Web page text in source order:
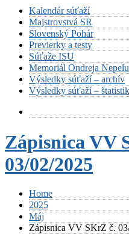
Kalendár súťaží
Majstrovstvá SR
Slovenský Pohár
Previerky a testy
Súťaže ISU
Memoriál Ondreja Nepelu
Výsledky súťaží – archív
Výsledky súťaží –
Zápisnica VV
03/02/2025
Home
2025
Máj
Zápisnica VV SKrZ č.